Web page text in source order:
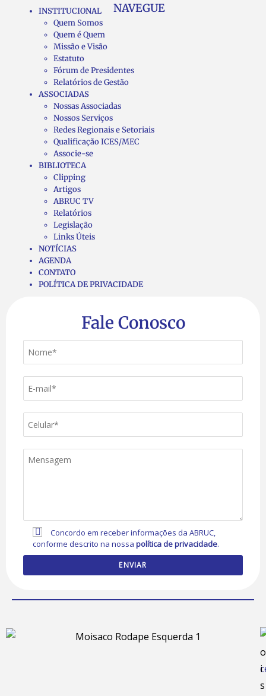
NAVEGUE
INSTITUCIONAL
Quem Somos
Quem é Quem
Missão e Visão
Estatuto
Fórum de Presidentes
Relatórios de Gestão
ASSOCIADAS
Nossas Associadas
Nossos Serviços
Redes Regionais e Setoriais
Qualificação ICES/MEC
Associe-se
BIBLIOTECA
Clipping
Artigos
ABRUC TV
Relatórios
Legislação
Links Úteis
NOTÍCIAS
AGENDA
CONTATO
POLÍTICA DE PRIVACIDADE
Fale Conosco
Concordo em receber informações da ABRUC,
conforme descrito na nossapolítica de privacidade.